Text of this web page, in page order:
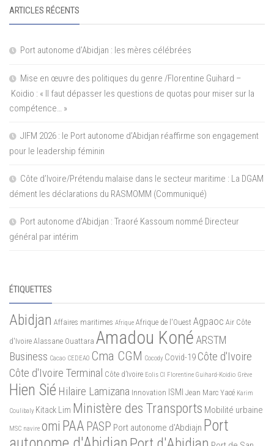
ARTICLES RÉCENTS
Port autonome d’Abidjan : les mères célébrées
Mise en œuvre des politiques du genre /Florentine Guihard –
Koidio : « Il faut dépasser les questions de quotas pour miser sur la
compétence… »
JIFM 2026 : le Port autonome d’Abidjan réaffirme son engagement
pour le leadership féminin
Côte d’Ivoire/Prétendu malaise dans le secteur maritime : La DGAM
dément les déclarations du RASMOMM (Communiqué)
Port autonome d’Abidjan : Traoré Kassoum nommé Directeur
général par intérim
ÉTIQUETTES
Abidjan Affaires maritimes Afrique Afrique de l'Ouest Agpaoc Air Côte
d'Ivoire Alassane Ouattara Amadou Koné ARSTM
Business Cacao CEDEAO Cma CGM Cocody Covid-19 Côte d'Ivoire
Côte d'Ivoire Terminal Côte d’Ivoire Eolis CI Florentine Guihard-Koidio Grève
Hien Sié Hilaire Lamizana Innovation ISMI Jean Marc Yacé Karim
Coulibaly Kitack Lim Ministère des Transports Mobilité urbaine
MSC navire omi PAA PASP Port autonome d'Abdiajn Port